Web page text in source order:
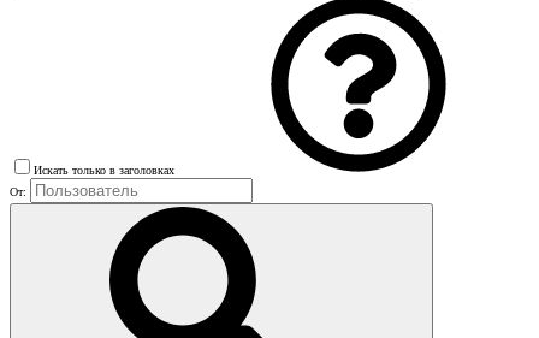
Искать только в заголовках
От: